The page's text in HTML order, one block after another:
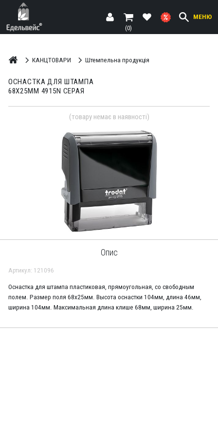
МЕНЮ
(0)
КАНЦТОВАРИ Штемпельна продукція
ОСНАСТКА ДЛЯ ШТАМПА
68Х25ММ 4915N СЕРАЯ
(товару немає в наявності)
Опис
Артикул: 121096
Оснастка для штампа пластиковая, прямоугольная, со свободным
полем. Размер поля 68х25мм. Высота оснастки 104мм, длина 46мм,
ширина 104мм. Максимальная длина клише 68мм, ширина 25мм.